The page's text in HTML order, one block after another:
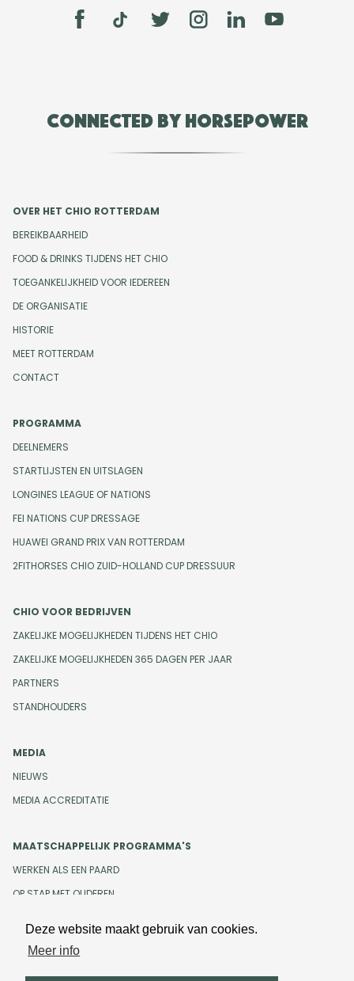
Deze website maakt gebruik van cookies.
Meer info
Connected by Horsepower
OVER HET CHIO ROTTERDAM
BEREIKBAARHEID
FOOD & DRINKS TIJDENS HET CHIO
TOEGANKELIJKHEID VOOR IEDEREEN
DE ORGANISATIE
HISTORIE
MEET ROTTERDAM
CONTACT
PROGRAMMA
DEELNEMERS
STARTLIJSTEN EN UITSLAGEN
LONGINES LEAGUE OF NATIONS
FEI NATIONS CUP DRESSAGE
HUAWEI GRAND PRIX VAN ROTTERDAM
2FITHORSES CHIO ZUID-HOLLAND CUP DRESSUUR
CHIO VOOR BEDRIJVEN
ZAKELIJKE MOGELIJKHEDEN TIJDENS HET CHIO
ZAKELIJKE MOGELIJKHEDEN 365 DAGEN PER JAAR
PARTNERS
STANDHOUDERS
MEDIA
NIEUWS
MEDIA ACCREDITATIE
MAATSCHAPPELIJK PROGRAMMA'S
WERKEN ALS EEN PAARD
OP STAP MET OUDEREN
Design en development door